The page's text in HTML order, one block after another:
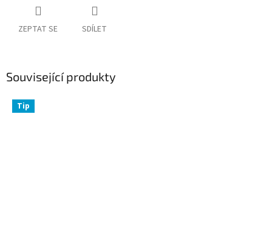
ZEPTAT SE SDÍLET
Související produkty
Tip